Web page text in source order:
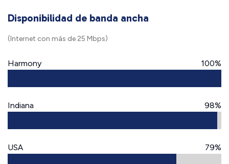
Disponibilidad de banda ancha
(Internet con más de 25 Mbps)
Harmony 100%
Indiana 98%
USA 79%